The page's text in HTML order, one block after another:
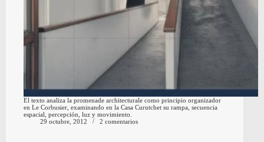
El texto analiza la promenade architecturale como principio organizador
en Le Corbusier, examinando en la Casa Curutchet su rampa, secuencia
espacial, percepción, luz y movimiento.
29 octubre, 2012
2 comentarios